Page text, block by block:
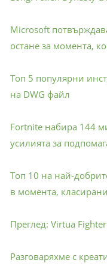
Microsoft
остане за момента,
Топ 5 популярни
на DWG файл
Fortnite набира 144
усилията за
Топ 10 на най-
в момента, класирани
Преглед: Virtua
Разговаряхме с